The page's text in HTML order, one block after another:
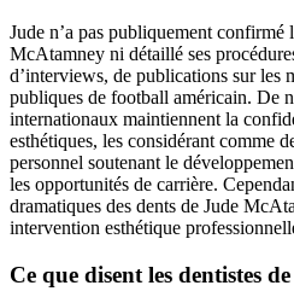
Jude n’a pas publiquement confirmé
McAtamney ni détaillé ses
d’interviews, de publications sur les
publiques de football américain. De
internationaux maintiennent la
esthétiques, les considérant comme
personnel soutenant le
les opportunités de carrière.
dramatiques des dents de Jude
intervention esthétique
Ce que disent les dentistes